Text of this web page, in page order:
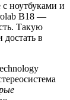
с ноутбуками и
B18 —
Такую
достать в